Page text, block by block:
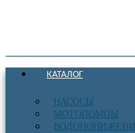
КАТАЛОГ
НАСОСЫ
МОТОПОМПЫ